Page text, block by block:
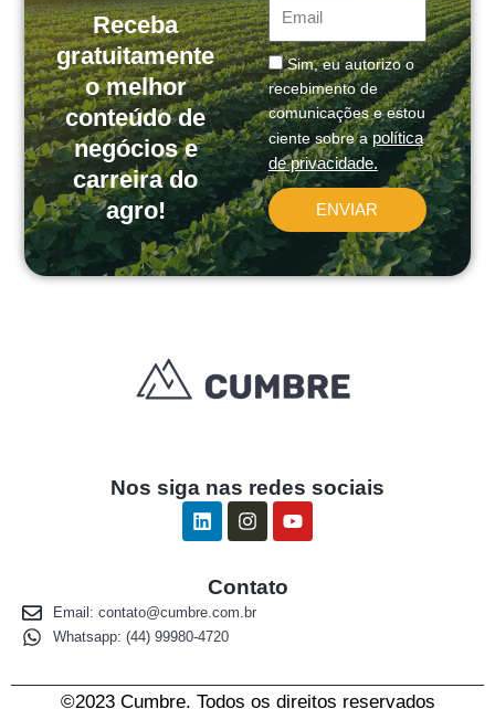
Receba
gratuitamente
o melhor
conteúdo de
negócios e
carreira do
agro!
Message
Sim, eu autorizo o
recebimento de
comunicações e estou
ciente sobre a política
de privacidade.
ENVIAR
Nos siga nas redes sociais
L
i
e
d
i
I
n
a
g
Y
o
Contato
Email: contato@cumbre.com.br
Whatsapp: (44) 99980-4720
©2023 Cumbre. Todos os direitos reservados